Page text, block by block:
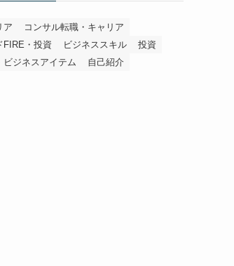
ア
コンサル転職・キャリア
FIRE・投資
ビジネススキル
投資
ビジネスアイテム
自己紹介